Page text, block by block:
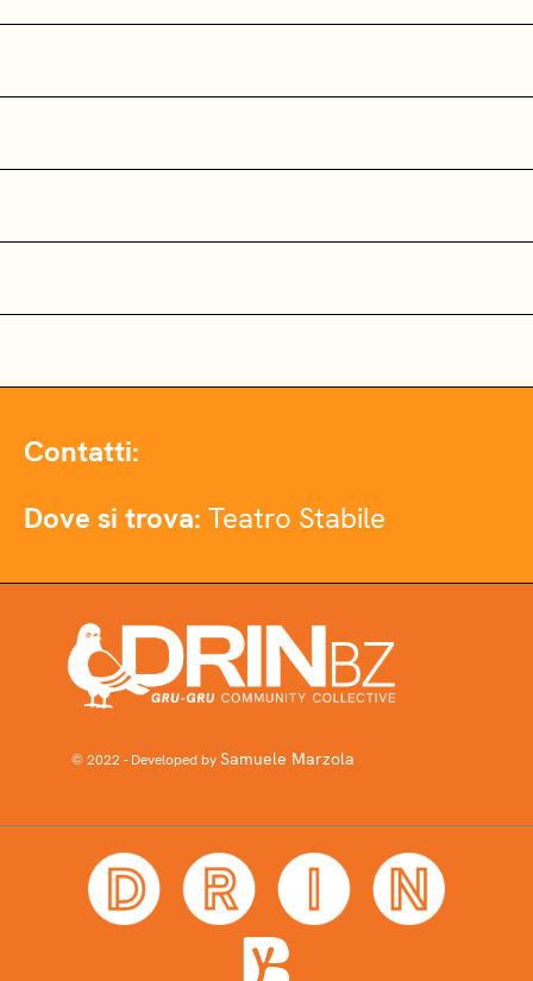
Contatti:
Dove si trova: Teatro Stabile
© 2022 - Developed bySamuele Marzola